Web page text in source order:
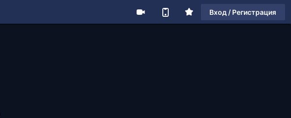
Вход / Регистрация